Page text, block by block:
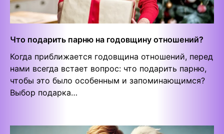
Что подарить парню на годовщину отношений?
Когда приближается годовщина отношений, перед
нами всегда встает вопрос: что подарить парню,
чтобы это было особенным и запоминающимся?
Выбор подарка…